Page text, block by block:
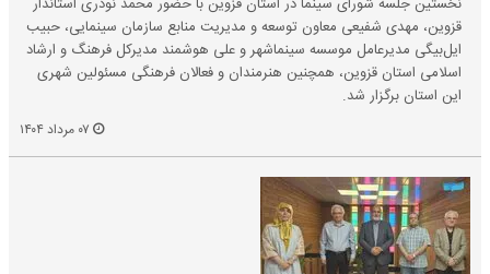
نخستین جلسه شورای سینما در استان قزوین با حضور محمد نوذری استاندار
قزوین، مهدی شفیعی معاون توسعه و مدیریت منابع سازمان سینمایی، حبیب
ایل‌بیگی مدیرعامل موسسه سینماشهر و علی هوشمند مدیرکل فرهنگ و ارشاد
اسلامی استان قزوین، همچنین هنرمندان و فعالان فرهنگی مسئولین شهری
این استان برگزار شد.